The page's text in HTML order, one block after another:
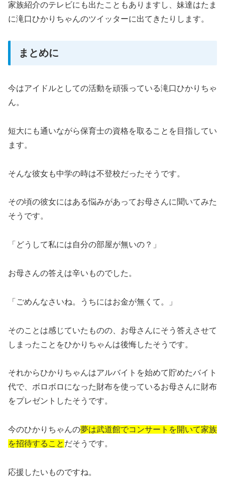
家族紹介のテレビにも出たこともありますし、妹達はたま
に滝口ひかりちゃんのツイッターに出てきたりします。
まとめに
今はアイドルとしての活動を頑張っている滝口ひかりちゃ
ん。
短大にも通いながら保育士の資格を取ることを目指してい
ます。
そんな彼女も中学の時は不登校だったそうです。
その頃の彼女にはある悩みがあってお母さんに聞いてみた
そうです。
「どうして私には自分の部屋が無いの？」
お母さんの答えは辛いものでした。
「ごめんなさいね。うちにはお金が無くて。」
そのことは感じていたものの、お母さんにそう答えさせて
しまったことをひかりちゃんは後悔したそうです。
それからひかりちゃんはアルバイトを始めて貯めたバイト
代で、ボロボロになった財布を使っているお母さんに財布
をプレゼントしたそうです。
今のひかりちゃんの夢は武道館でコンサートを開いて家族
を招待すること だそうです。
応援したいものですね。